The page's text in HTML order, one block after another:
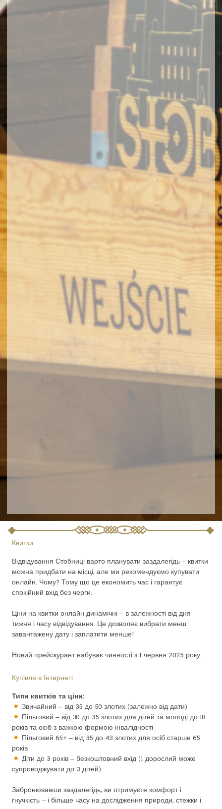
Квитки
Відвідування Стобниці варто планувати заздалегідь – квитки
можна придбати на місці, але ми рекомендуємо купувати
онлайн. Чому? Тому що це економить час і гарантує
спокійний вхід без черги.
Ціни на квитки онлайн динамічні – в залежності від дня
тижня і часу відвідування. Це дозволяє вибрати менш
завантажену дату і заплатити менше!
Новий прейскурант набуває чинності з 1 червня 2025 року.
Купівля в Інтернеті
Типи квитків та ціни:
Звичайний – від 35 до 50 злотих (залежно від дати)
Пільговий – від 30 до 35 злотих для дітей та молоді до 18
років та осіб з важкою формою інвалідності
Пільговий 65+ – від 35 до 43 злотих для осіб старше 65
років
Діти до 3 років – безкоштовний вхід (1 дорослий може
супроводжувати до 3 дітей)
Забронювавши заздалегідь, ви отримуєте комфорт і
гнучкість – і більше часу на дослідження природи, стежки і